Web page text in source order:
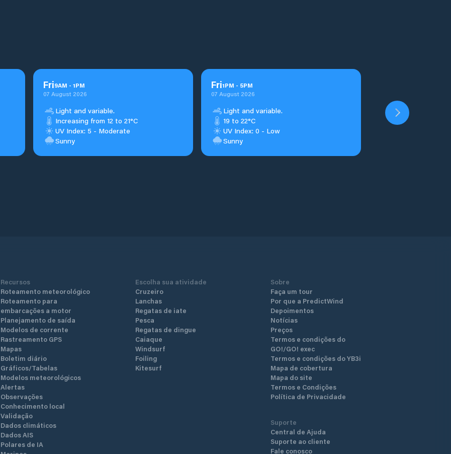
Fri9AM - 1PM
07 August 2026
Light and variable.
Increasing from 12 to 21°C
UV Index: 5 - Moderate
Sunny
Fri1PM - 5PM
07 August 2026
Light and variable.
19 to 22°C
UV Index: 0 - Low
Sunny
Recursos
Roteamento meteorológico
Roteamento para
embarcações a motor
Planejamento de saída
Modelos de corrente
Rastreamento GPS
Mapas
Boletim diário
Gráficos/Tabelas
Modelos meteorológicos
Alertas
Observações
Conhecimento local
Validação
Dados climáticos
Dados AIS
Polares de IA
Escolha sua atividade
Cruzeiro
Lanchas
Regatas de iate
Pesca
Regatas de dingue
Caiaque
Windsurf
Foiling
Kitesurf
Sobre
Faça um tour
Por que a PredictWind
Depoimentos
Notícias
Preços
Termos e condições do
GO!/GO! exec
Termos e condições do YB3i
Mapa de cobertura
Mapa do site
Termos e Condições
Política de Privacidade
Suporte
Central de Ajuda
Suporte ao cliente
Fale conosco